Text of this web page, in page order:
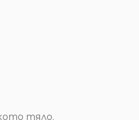
тяло.